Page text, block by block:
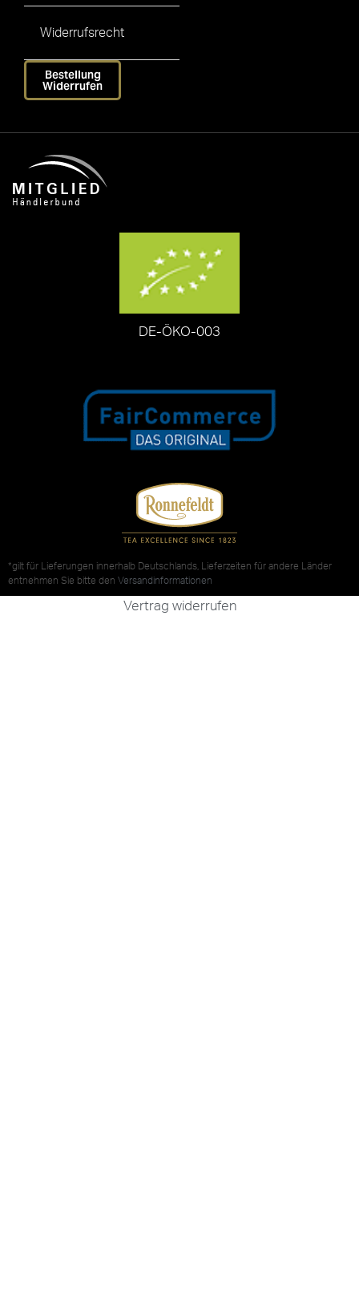
Widerrufsrecht
Bestellung
Widerrufen
DE-ÖKO-003
*gilt für Lieferungen innerhalb Deutschlands, Lieferzeiten für andere Länder
entnehmen Sie bitte den Versandinformationen
Vertrag widerrufen